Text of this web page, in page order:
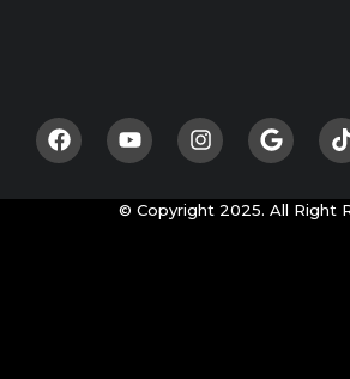
© Copyright 2025. All Right